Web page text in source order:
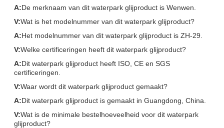
A:De merknaam van dit waterpark glijproduct is Wenwen.
V:Wat is het modelnummer van dit waterpark glijproduct?
A:Het modelnummer van dit waterpark glijproduct is ZH-29.
V:Welke certificeringen heeft dit waterpark glijproduct?
A:Dit waterpark glijproduct heeft ISO, CE en SGS
certificeringen.
V:Waar wordt dit waterpark glijproduct gemaakt?
A:Dit waterpark glijproduct is gemaakt in Guangdong, China.
V:Wat is de minimale bestelhoeveelheid voor dit waterpark
glijproduct?